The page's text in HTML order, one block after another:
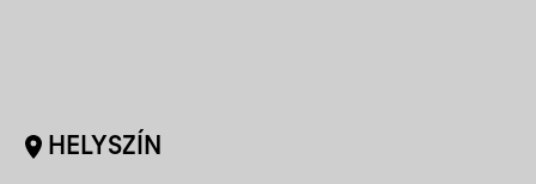
HELYSZÍN